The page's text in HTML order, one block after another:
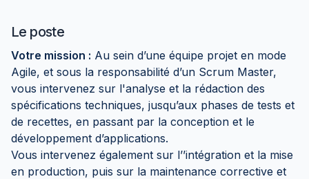
Le poste
Votre mission : Au sein d’une équipe projet en mode
Agile, et sous la responsabilité d’un Scrum Master,
vous intervenez sur l'analyse et la rédaction des
spécifications techniques, jusqu’aux phases de tests et
de recettes, en passant par la conception et le
développement d’applications.
Vous intervenez également sur l’’intégration et la mise
en production, puis sur la maintenance corrective et